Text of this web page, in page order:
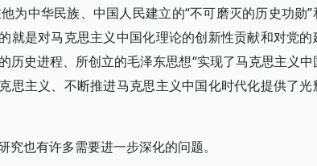
为中华民族、中国人民建立的“不可磨灭的历史功勋”
就是对马克思主义中国化理论的创新性贡献和对党的
历史进程、所创立的毛泽东思想“实现了马克思主义中
思主义、不断推进马克思主义中国化时代化提供了光
也有许多需要进一步深化的问题。